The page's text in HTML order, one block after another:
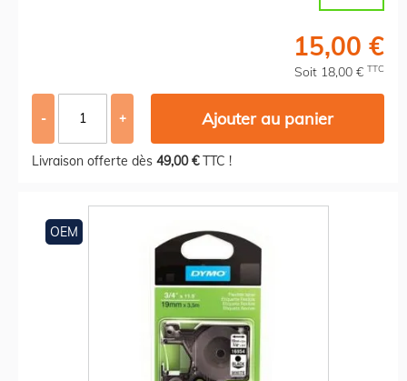
15,00 €
Soit 18,00 € TTC
- + Ajouter au panier
Livraison offerte dès 49,00 €TTC !
OEM